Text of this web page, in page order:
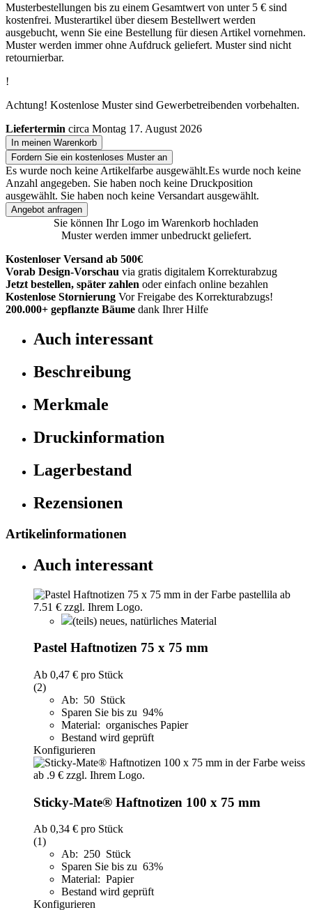
Musterbestellungen bis zu einem Gesamtwert von unter 5 € sind
kostenfrei. Musterartikel über diesem Bestellwert werden
ausgebucht, wenn Sie eine Bestellung für diesen Artikel vornehmen.
Muster werden immer ohne Aufdruck geliefert. Muster sind nicht
retournierbar.
!
Achtung! Kostenlose Muster sind Gewerbetreibenden vorbehalten.
Liefertermin circa Montag 17. August 2026
In meinen Warenkorb
Fordern Sie ein kostenloses Muster an
Es wurde noch keine Artikelfarbe ausgewählt.Es wurde noch keine
Anzahl angegeben. Sie haben noch keine Druckposition
ausgewählt. Sie haben noch keine Versandart ausgewählt.
Angebot anfragen
Sie können Ihr Logo im Warenkorb hochladen
Muster werden immer unbedruckt geliefert.
Kostenloser Versand ab 500€
Vorab Design-Vorschau via gratis digitalem Korrekturabzug
Jetzt bestellen, später zahlen oder einfach online bezahlen
Kostenlose Stornierung Vor Freigabe des Korrekturabzugs!
200.000+ gepflanzte Bäume dank Ihrer Hilfe
Auch interessant
Beschreibung
Merkmale
Druckinformation
Lagerbestand
Rezensionen
Artikelinformationen
Auch interessant
(teils) neues, natürliches Material
Pastel Haftnotizen 75 x 75 mm
Ab 0,47 € pro Stück
(2)
Ab: 50 Stück
Sparen Sie bis zu 94%
Material: organisches Papier
Bestand wird geprüft
Konfigurieren
Sticky-Mate® Haftnotizen 100 x 75 mm
Ab 0,34 € pro Stück
(1)
Ab: 250 Stück
Sparen Sie bis zu 63%
Material: Papier
Bestand wird geprüft
Konfigurieren